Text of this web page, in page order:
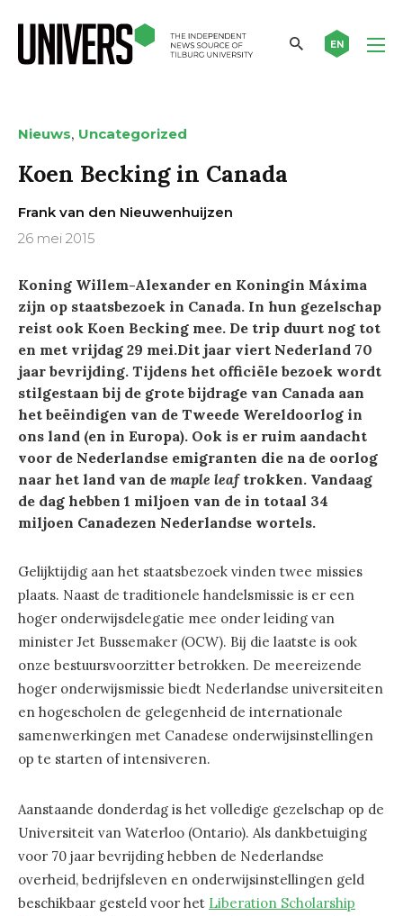
EN
Nieuws, Uncategorized
Koen Becking in Canada
Frank van den Nieuwenhuijzen
26 mei 2015
Koning Willem-Alexander en Koningin Máxima
zijn op staatsbezoek in Canada. In hun gezelschap
reist ook Koen Becking mee. De trip duurt nog tot
en met vrijdag 29 mei.Dit jaar viert Nederland 70
jaar bevrijding. Tijdens het officiële bezoek wordt
stilgestaan bij de grote bijdrage van Canada aan
het beëindigen van de Tweede Wereldoorlog in
ons land (en in Europa). Ook is er ruim aandacht
voor de Nederlandse emigranten die na de oorlog
naar het land van de maple leaftrokken. Vandaag
de dag hebben 1 miljoen van de in totaal 34
miljoen Canadezen Nederlandse wortels.
Gelijktijdig aan het staatsbezoek vinden twee missies
plaats. Naast de traditionele handelsmissie is er een
hoger onderwijsdelegatie mee onder leiding van
minister Jet Bussemaker (OCW). Bij die laatste is ook
onze bestuursvoorzitter betrokken. De meereizende
hoger onderwijsmissie biedt Nederlandse universiteiten
en hogescholen de gelegenheid de internationale
samenwerkingen met Canadese onderwijsinstellingen
op te starten of intensiveren.
Aanstaande donderdag is het volledige gezelschap op de
Universiteit van Waterloo (Ontario). Als dankbetuiging
voor 70 jaar bevrijding hebben de Nederlandse
overheid, bedrijfsleven en onderwijsinstellingen geld
beschikbaar gesteld voor het Liberation Scholarship